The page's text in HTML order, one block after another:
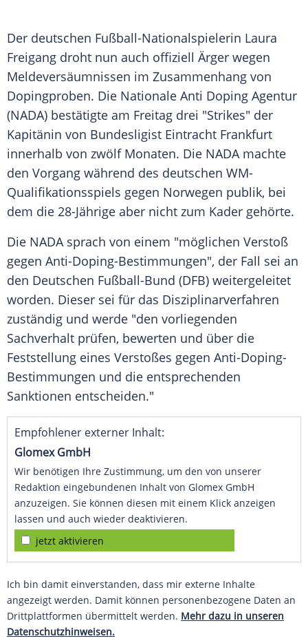
Der deutschen Fußball-Nationalspielerin Laura
Freigang droht nun auch offiziell Ärger wegen
Meldeversäumnissen im Zusammenhang von
Dopingproben. Die Nationale Anti Doping Agentur
(NADA) bestätigte am Freitag drei "Strikes" der
Kapitänin von Bundesligist Eintracht Frankfurt
innerhalb von zwölf Monaten. Die NADA machte
den Vorgang während des deutschen WM-
Qualifikationsspiels gegen Norwegen publik, bei
dem die 28-Jährige aber nicht zum Kader gehörte.
Die NADA sprach von einem "möglichen Verstoß
gegen Anti-Doping-Bestimmungen", der Fall sei an
den Deutschen Fußball-Bund (DFB) weitergeleitet
worden. Dieser sei für das Disziplinarverfahren
zuständig und werde "den vorliegenden
Sachverhalt prüfen, bewerten und über die
Feststellung eines Verstoßes gegen Anti-Doping-
Bestimmungen und die entsprechenden
Sanktionen entscheiden."
Empfohlener externer Inhalt:
Glomex GmbH
Wir benötigen Ihre Zustimmung, um den von unserer
Redaktion eingebundenen Inhalt von Glomex GmbH
anzuzeigen. Sie können diesen mit einem Klick anzeigen
lassen und auch wieder deaktivieren.
jetzt aktivieren
Ich bin damit einverstanden, dass mir externe Inhalte
angezeigt werden. Damit können personenbezogene Daten an
Drittplattformen übermittelt werden. Mehr dazu in unseren
Datenschutzhinweisen.